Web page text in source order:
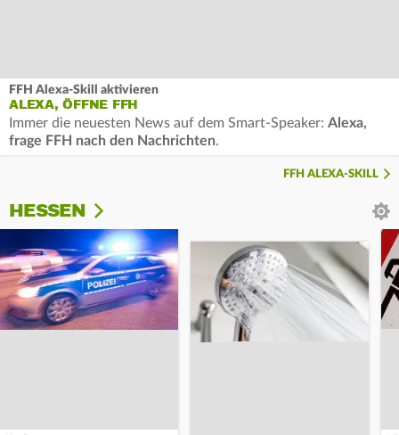
FFH Alexa-Skill aktivieren
ALEXA, ÖFFNE FFH
Immer die neuesten News auf dem Smart-Speaker: Alexa,
frage FFH nach den Nachrichten.
FFH ALEXA-SKILL
HESSEN